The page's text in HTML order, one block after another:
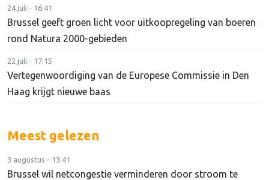
24 juli - 16:41
Brussel geeft groen licht voor uitkoopregeling van boeren
rond Natura 2000-gebieden
22 juli - 17:15
Vertegenwoordiging van de Europese Commissie in Den
Haag krijgt nieuwe baas
Meest gelezen
3 augustus - 13:41
Brussel wil netcongestie verminderen door stroom te